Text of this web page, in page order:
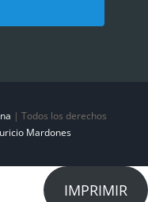
| Todos los derechos
Mardones
IMPRIMIR